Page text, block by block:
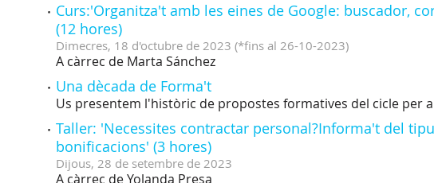
Curs:'Organitza't amb les eines de Google: buscador,
(12 hores)
Dimecres, 18 d'octubre de 2023 (*fins al 26-10-2023)
A càrrec de Marta Sánchez
Una dècada de Forma't
Us presentem l'històric de propostes formatives del cicle per
Taller: 'Necessites contractar personal?Informa't del
bonificacions' (3 hores)
Dijous, 28 de setembre de 2023
A càrrec de Yolanda Presa